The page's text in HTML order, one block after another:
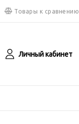
Товары к сравнению
Личный кабинет